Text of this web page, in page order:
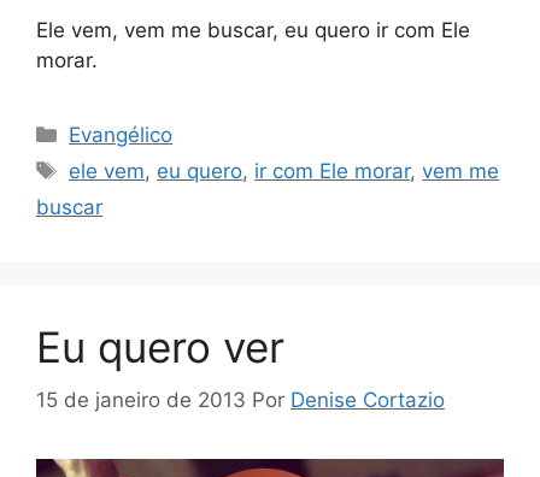
Ele vem, vem me buscar, eu quero ir com Ele
morar.
Categorias
Evangélico
Tags
ele vem, eu quero, ir com Ele morar,vem me
buscar
Eu quero ver
15 de janeiro de 2013 Por Denise Cortazio